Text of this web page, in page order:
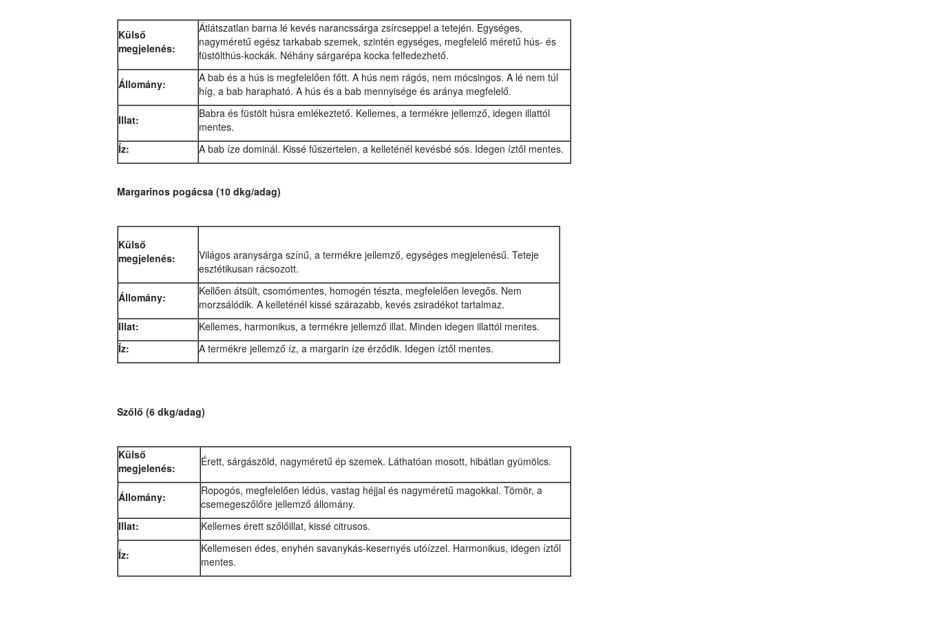
Külső
megjelenés:
Átlátszatlan barna lé kevés narancssárga zsírcseppel a tetején. Egységes,
nagyméretű egész tarkabab szemek, szintén egységes, megfelelő méretű hús- és
füstölthús-kockák. Néhány sárgarépa kocka felfedezhető.
Állomány:
A bab és a hús is megfelelően főtt. A hús nem rágós, nem mócsingos. A lé nem túl
híg, a bab harapható. A hús és a bab mennyisége és aránya megfelelő.
Illat:
Babra és füstölt húsra emlékeztető. Kellemes, a termékre jellemző, idegen illattól
mentes.
Íz:
A bab íze dominál. Kissé fűszertelen, a kelleténél kevésbé sós. Idegen íztől mentes.
Margarinos pogácsa (10 dkg/adag)
Külső
megjelenés:
Világos aranysárga színű, a termékre jellemző, egységes megjelenésű. Teteje
esztétikusan rácsozott.
Állomány:
Kellően átsült, csomómentes, homogén tészta, megfelelően levegős. Nem
morzsálódik. A kelleténél kissé szárazabb, kevés zsiradékot tartalmaz.
Illat:
Kellemes, harmonikus, a termékre jellemző illat. Minden idegen illattól mentes.
Íz:
A termékre jellemző íz, a margarin íze érződik. Idegen íztől mentes.
Szőlő (6 dkg/adag)
Külső
megjelenés:
Érett, sárgászöld, nagyméretű ép szemek. Láthatóan mosott, hibátlan gyümölcs.
Állomány:
Ropogós, megfelelően lédús, vastag héjjal és nagyméretű magokkal. Tömör, a
csemegeszőlőre jellemző állomány.
Illat:
Kellemes érett szőlőillat, kissé citrusos.
Íz:
Kellemesen édes, enyhén savanykás-kesernyés utóízzel. Harmonikus, idegen íztől
mentes.